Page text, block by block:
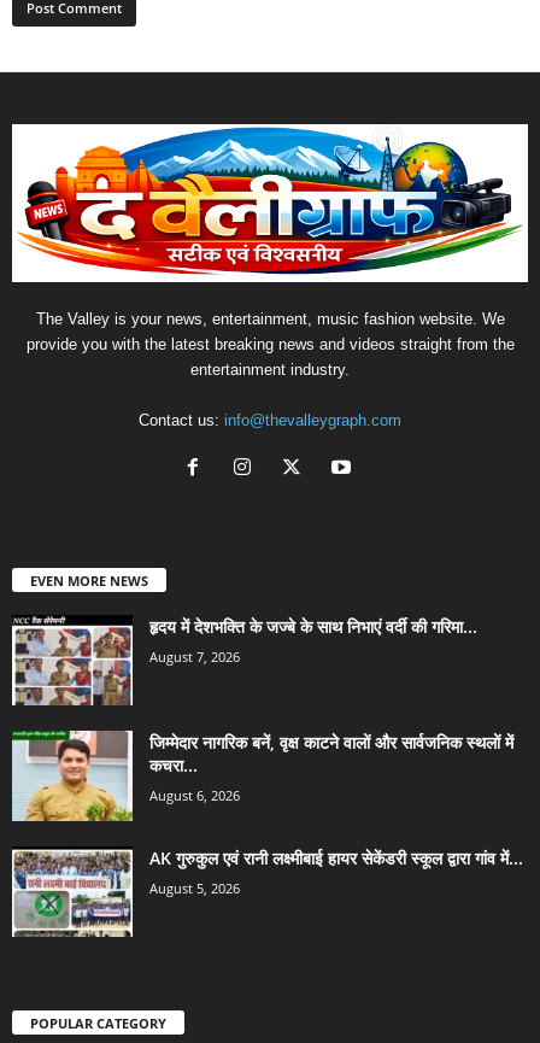
The Valley is your news, entertainment, music fashion website. We
provide you with the latest breaking news and videos straight from the
entertainment industry.
Contact us: info@thevalleygraph.com
EVEN MORE NEWS
हृदय में देशभक्ति के जज्बे के साथ निभाएं वर्दी की गरिमा...
August 7, 2026
जिम्मेदार नागरिक बनें, वृक्ष काटने वालों और सार्वजनिक स्थलों में
कचरा...
August 6, 2026
AK गुरुकुल एवं रानी लक्ष्मीबाई हायर सेकेंडरी स्कूल द्वारा गांव में...
August 5, 2026
POPULAR CATEGORY